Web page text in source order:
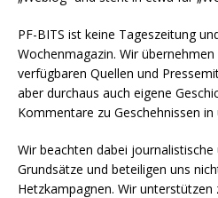
PF-BITS ist keine Tageszeitung
Wochenmagazin. Wir
verfügbaren Quellen und
aber durchaus auch eigene
Kommentare zu Geschehnissen in
Wir beachten dabei
Grundsätze und beteiligen uns
Hetzkampagnen. Wir unterstützen